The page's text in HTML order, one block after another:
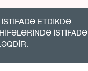
Ukrayna Rusiyanın
neft emalı zavodunu
ETDİKDƏ
İSTİFADƏ